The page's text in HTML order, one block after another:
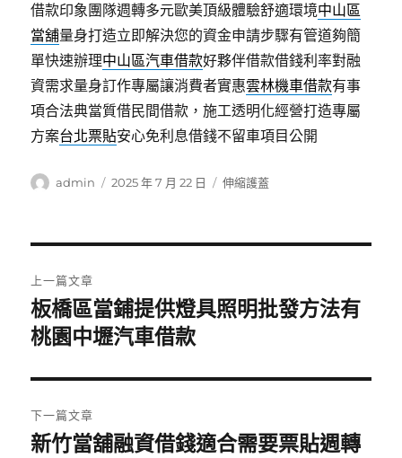
借款印象團隊週轉多元歐美頂級體驗舒適環境中山區
當舖量身打造立即解決您的資金申請步驟有管道夠簡
單快速辦理中山區汽車借款好夥伴借款借錢利率對融
資需求量身訂作專屬讓消費者實惠雲林機車借款有事
項合法典當質借民間借款，施工透明化經營打造專屬
方案台北票貼安心免利息借錢不留車項目公開
作
admin
發
2025 年 7 月 22 日
分
伸縮護蓋
章
導
覽
上一篇文章
上
一
文
章:
板橋區當鋪提供燈具照明批發方法有
桃園中壢汽車借款
下一篇文章
下
新竹當舖融資借錢適合需要票貼週轉